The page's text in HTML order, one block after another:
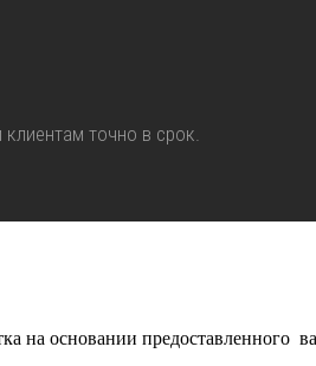
точно в срок.
на основании предоставленного